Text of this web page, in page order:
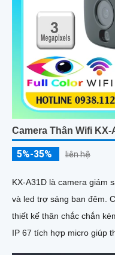
Camera Thân Wifi KX-
5%-35% liên hệ
KX-A31D là camera giám
và led trợ sáng ban đêm. Camera sử dụng kết nối Wifi IP và với
thiết kế thân chắc chắn
IP 67 tích hợp micro giúp